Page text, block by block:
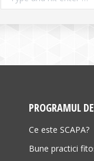
PROGRAMUL
Ce este SCAPA?
Bune practici